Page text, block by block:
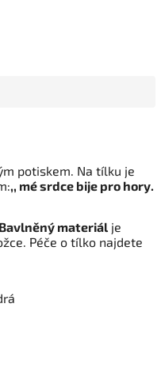
potiskem. Na tílku je
,, mé srdce bije pro hory.
materiál je
Péče o tílko najdete